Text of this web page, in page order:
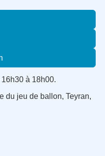
à 18h00.
du jeu de ballon, Teyran,